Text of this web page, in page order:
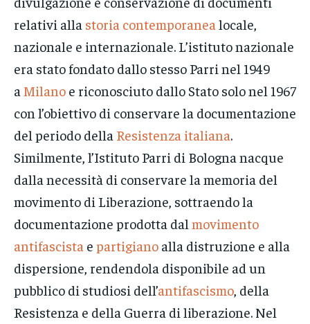
relativi alla storia contemporanea locale,
nazionale e internazionale. L’istituto nazionale
era stato fondato dallo stesso Parri nel 1949
a Milano e riconosciuto dallo Stato solo nel 1967
con l’obiettivo di conservare la documentazione
del periodo della Resistenza italiana.
Similmente, l’Istituto Parri di Bologna nacque
dalla necessità di conservare la memoria del
movimento di Liberazione, sottraendo la
documentazione prodotta dal movimento
antifascista e partigiano alla distruzione e alla
dispersione, rendendola disponibile ad un
pubblico di studiosi dell’antifascismo , della
Resistenza e della Guerra di liberazione. Nel